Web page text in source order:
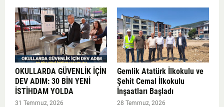
OKULLARDA GÜVENLİK İÇİN
DEV ADIM: 30 BİN YENİ
İSTİHDAM YOLDA
31 Temmuz, 2026
Gemlik Atatürk İlkokulu ve
Şehit Cemal İlkokulu
İnşaatları Başladı
28 Temmuz, 2026